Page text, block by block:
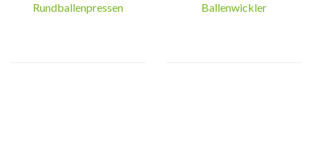
Rundballenpressen Ballenwickler